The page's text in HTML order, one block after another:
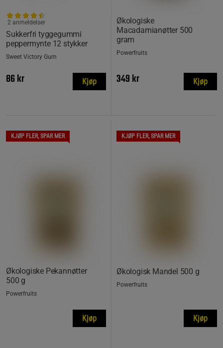
Sukkerfri tyggegummi
peppermynte 12 stykker
2 anmeldelser
Sweet Victory Gum
86 kr Kjøp
Økologiske
Macadamianøtter 500
gram
Powerfruits
349 kr Kjøp
KJØP FLER, SPAR MER
Økologiske Pekannøtter
500 g
Powerfruits
Kjøp
KJØP FLER, SPAR MER
Økologisk Mandel 500 g
Powerfruits
Kjøp